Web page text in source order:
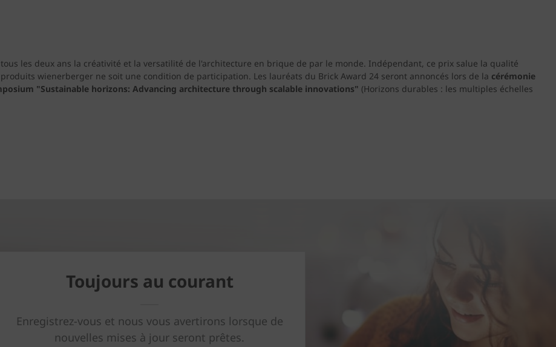
les deux ans la créativité et la versatilité de l'architecture en brique de par le monde. Indépendant, ce prix salue la qualité
wienerberger ne soit une condition de participation. Les lauréats du Brick Award 24 seront annoncés lors de la cérémonie
"Sustainable horizons: Advancing architecture through scalable innovations" (Horizons durables : les multiples échelles
Toujours au courant
Enregistrez-vous et nous vous avertirons lorsque de
nouvelles mises à jour seront prêtes.